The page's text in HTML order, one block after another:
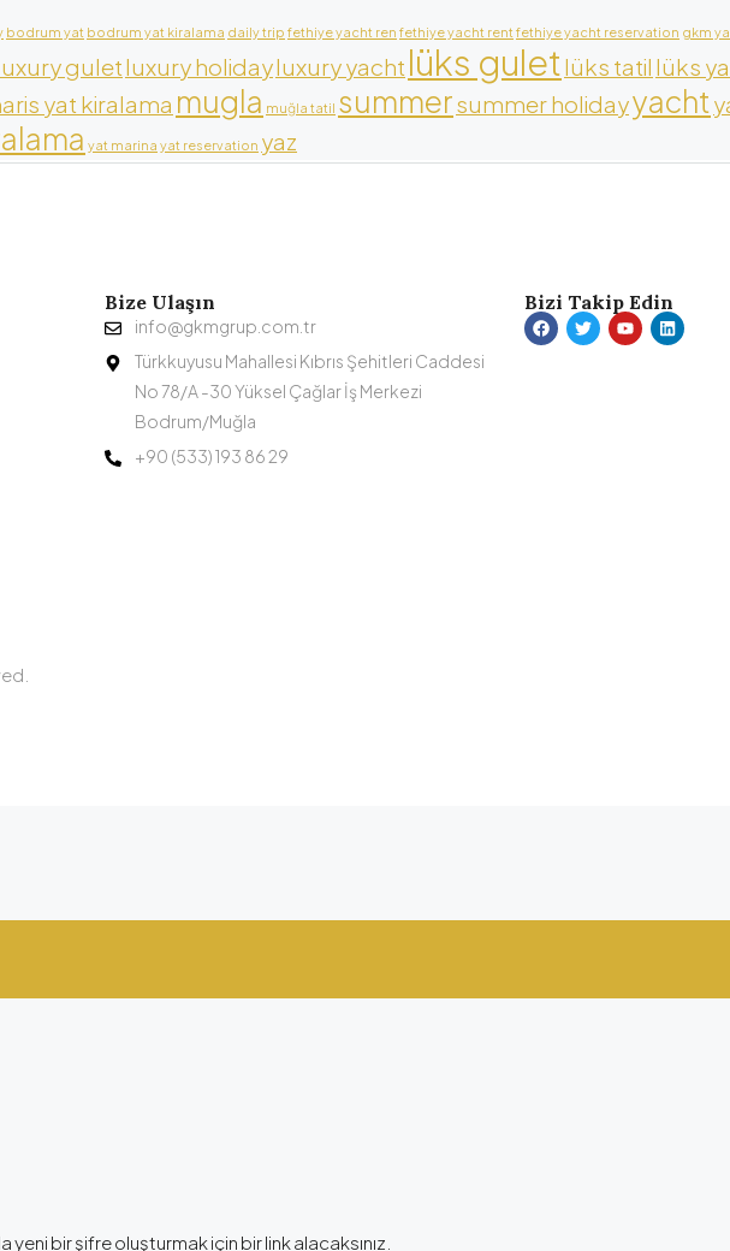
bodrum yat bodrum yat kiralama daily trip fethiye yacht ren fethiye yacht rent fethiye yacht reservation gkm
guletluxury holidayluxury yacht lüks guletlüks tatil lüks
yat kiralama mugla muğla tatil summersummer holidayyacht
yat marina yat reservation yaz
Bize Ulaşın
info@gkmgrup.com.tr
Türkkuyusu Mahallesi Kıbrıs Şehitleri Caddesi
No 78/A -30 Yüksel Çağlar İş Merkezi
Bodrum/Muğla
+90 (533) 193 86 29
Bizi Takip Edin
bir şifre oluşturmak için bir link alacaksınız.